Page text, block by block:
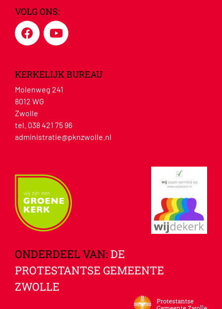
VOLG ONS:
KERKELIJK BUREAU
Molenweg 241
8012 WG
Zwolle
tel. 038 421 75 96
administratie@pknzwolle.nl
ONDERDEEL VAN: DE
PROTESTANTSE GEMEENTE
ZWOLLE